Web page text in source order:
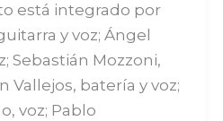
está integrado por
y voz; Ángel
Sebastián Mozzoni,
Vallejos, batería y voz;
voz; Pablo